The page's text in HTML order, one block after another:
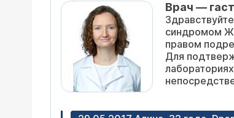
Врач —
синдромом
правом
Для